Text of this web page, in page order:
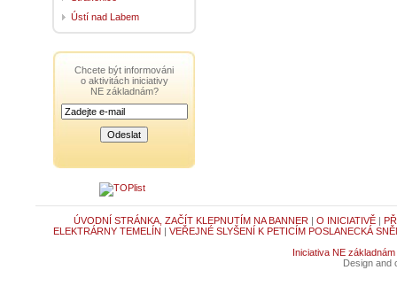
Ústí nad Labem
Chcete být informováni
o aktivitách iniciativy
NE základnám?
ÚVODNÍ STRÁNKA, ZAČÍT KLEPNUTÍM NA BANNER | O INICIATIVĚ|
ELEKTRÁRNY TEMELÍN | VEŘEJNÉ SLYŠENÍ K PETICÍM POSLANECKÁ
Iniciativa NE základnám
Design and